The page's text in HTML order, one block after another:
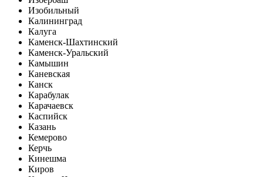
Изобильный
Калининград
Калуга
Каменск-Шахтинский
Каменск-Уральский
Камышин
Каневская
Канск
Карабулак
Карачаевск
Каспийск
Казань
Кемерово
Керчь
Кинешма
Киров